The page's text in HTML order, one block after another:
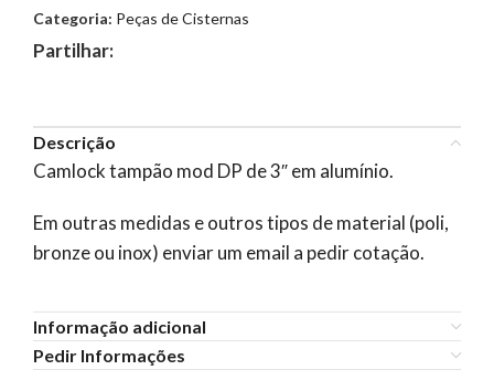
Categoria: Peças de Cisternas
Partilhar:
Descrição
Camlock tampão mod DP de 3″ em alumínio.
Em outras medidas e outros tipos de material (poli,
bronze ou inox) enviar um email a pedir cotação.
Informação adicional
Pedir Informações